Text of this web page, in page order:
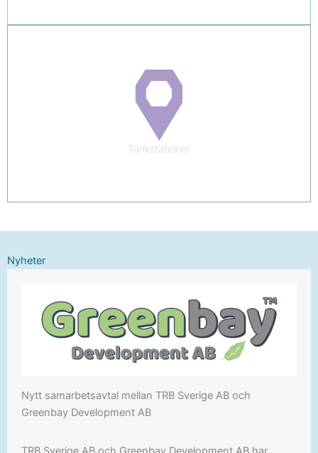
Tankstationer
Nyheter
Nytt samarbetsavtal mellan TRB Sverige AB och
Greenbay Development AB